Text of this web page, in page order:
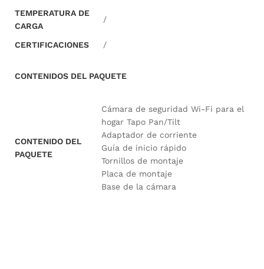
TEMPERATURA DE
CARGA
/
CERTIFICACIONES /
CONTENIDOS DEL PAQUETE
CONTENIDO DEL
PAQUETE
Cámara de seguridad Wi-Fi para el
hogar Tapo Pan/Tilt
Adaptador de corriente
Guía de inicio rápido
Tornillos de montaje
Placa de montaje
Base de la cámara